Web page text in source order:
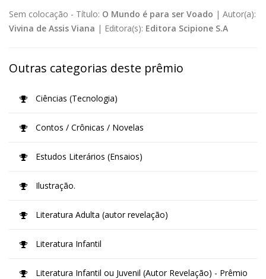
Sem colocação - Título: O Mundo é para ser Voado | Autor(a):
Vivina de Assis Viana | Editora(s): Editora Scipione S.A
Outras categorias deste prêmio
Ciências (Tecnologia)
Contos / Crônicas / Novelas
Estudos Literários (Ensaios)
Ilustração.
Literatura Adulta (autor revelação)
Literatura Infantil
Literatura Infantil ou Juvenil (Autor Revelação) - Prêmio